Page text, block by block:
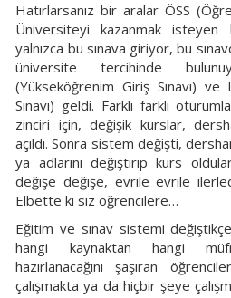
Hatırlarsanız bir aralar ÖSS
Üniversiteyi kazanmak
yalnızca bu sınava giriyor, bu
üniversite tercihinde
(Yükseköğrenim Giriş Sınavı)
Sınavı) geldi. Farklı farklı
zinciri için, değişik kurslar,
açıldı. Sonra sistem değişti,
ya adlarını değiştirip kurs
değişe değişe, evrile evrile
Elbette ki siz öğrencilere…
Eğitim ve sınav sistemi
hangi kaynaktan hangi
hazırlanacağını şaşıran
çalışmakta ya da hiçbir şeye